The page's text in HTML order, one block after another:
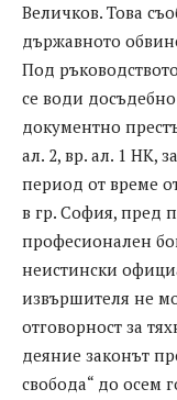
Величков. Това
държавното
Под
се води
документно
ал. 2, вр. ал. 1 НК,
период от време
в гр. София, пред
професионален
неистински
извършителя не
отговорност за
деяние законът
свобода“ до осем